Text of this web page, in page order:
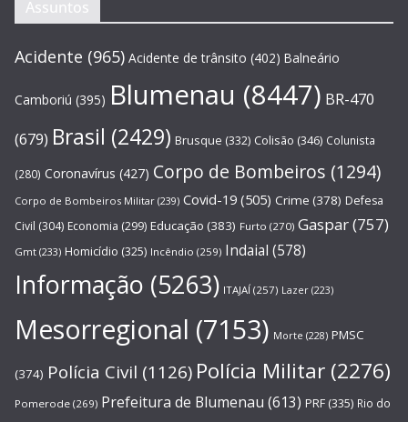
Assuntos
Acidente (965) Acidente de trânsito (402) Balneário
Camboriú (395) Blumenau (8447) BR-470
(679) Brasil (2429) Brusque (332) Colisão (346) Colunista
(280) Coronavírus (427) Corpo de Bombeiros (1294)
Corpo de Bombeiros Militar (239) Covid-19 (505) Crime (378) Defesa
Civil (304) Economia (299) Educação (383) Furto (270) Gaspar(757)
Gmt (233) Homicídio (325) Incêndio (259) Indaial (578)
Informação (5263) ITAJAÍ (257) Lazer (223)
Mesorregional (7153) Morte (228) PMSC
(374) Polícia Civil (1126) Polícia Militar (2276)
Pomerode (269) Prefeitura de Blumenau (613) PRF (335) Rio do